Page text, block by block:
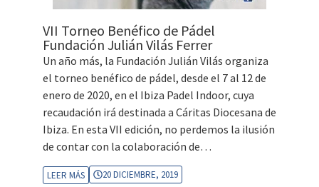
VII Torneo Benéfico de Pádel
Fundación Julián Vilás Ferrer
Un año más, la Fundación Julián Vilás organiza
el torneo benéfico de pádel, desde el 7 al 12 de
enero de 2020, en el Ibiza Padel Indoor, cuya
recaudación irá destinada a Cáritas Diocesana de
Ibiza. En esta VII edición, no perdemos la ilusión
de contar con la colaboración de…
LEER MÁS 20 DICIEMBRE, 2019